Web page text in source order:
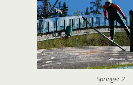
Springer 2